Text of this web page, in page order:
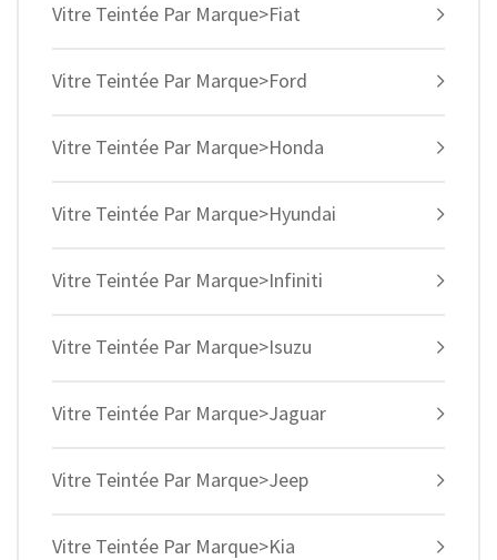
Vitre Teintée Par Marque>Fiat
Vitre Teintée Par Marque>Ford
Vitre Teintée Par Marque>Honda
Vitre Teintée Par Marque>Hyundai
Vitre Teintée Par Marque>Infiniti
Vitre Teintée Par Marque>Isuzu
Vitre Teintée Par Marque>Jaguar
Vitre Teintée Par Marque>Jeep
Vitre Teintée Par Marque>Kia